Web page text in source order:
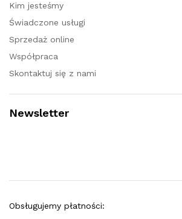
Kim jesteśmy
Świadczone usługi
Sprzedaż online
Współpraca
Skontaktuj się z nami
Newsletter
Obsługujemy płatności: